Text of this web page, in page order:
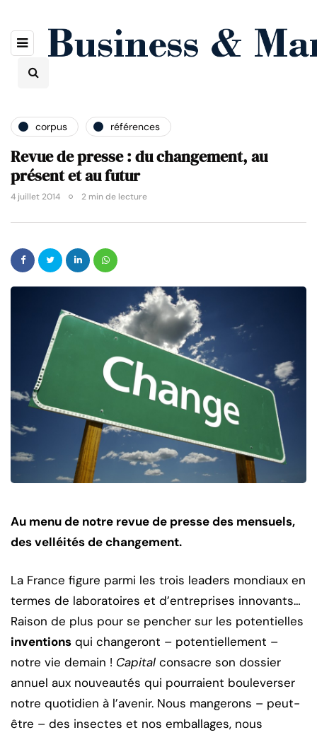
corpus références
Revue de presse : du changement, au
présent et au futur
4 juillet 2014 2 min de lecture
Au menu de notre revue de presse des mensuels,
des velléités de changement.
La France figure parmi les trois leaders mondiaux en
termes de laboratoires et d’entreprises innovants…
Raison de plus pour se pencher sur les potentielles
inventions qui changeront – potentiellement –
notre vie demain ! Capital consacre son dossier
annuel aux nouveautés qui pourraient bouleverser
notre quotidien à l’avenir. Nous mangerons – peut-
être – des insectes et nos emballages, nous